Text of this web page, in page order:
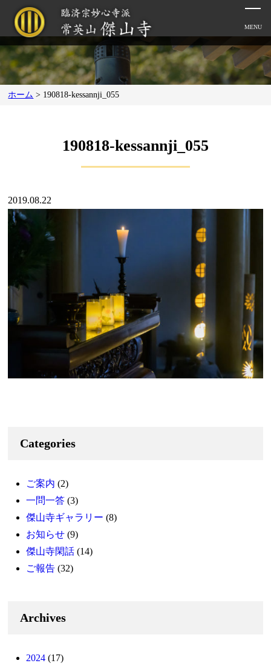
ホーム > 190818-kessannji_055
190818-kessannji_055
2019.08.22
Categories
ご案内 (2)
一問一答 (3)
傑山寺ギャラリー (8)
お知らせ (9)
傑山寺閑話 (14)
ご報告 (32)
Archives
2024 (17)